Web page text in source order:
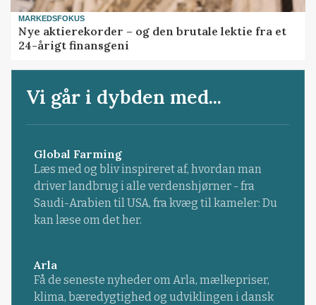
MARKEDSFOKUS
Nye aktierekorder – og den brutale lektie fra et
24-årigt finansgeni
Vi går i dybden med...
Global Farming
Læs med og bliv inspireret af, hvordan man
driver landbrug i alle verdenshjørner - fra
Saudi-Arabien til USA, fra kvæg til kameler: Du
kan læse om det her.
Arla
Få de seneste nyheder om Arla, mælkepriser,
klima, bæredygtighed og udviklingen i dansk